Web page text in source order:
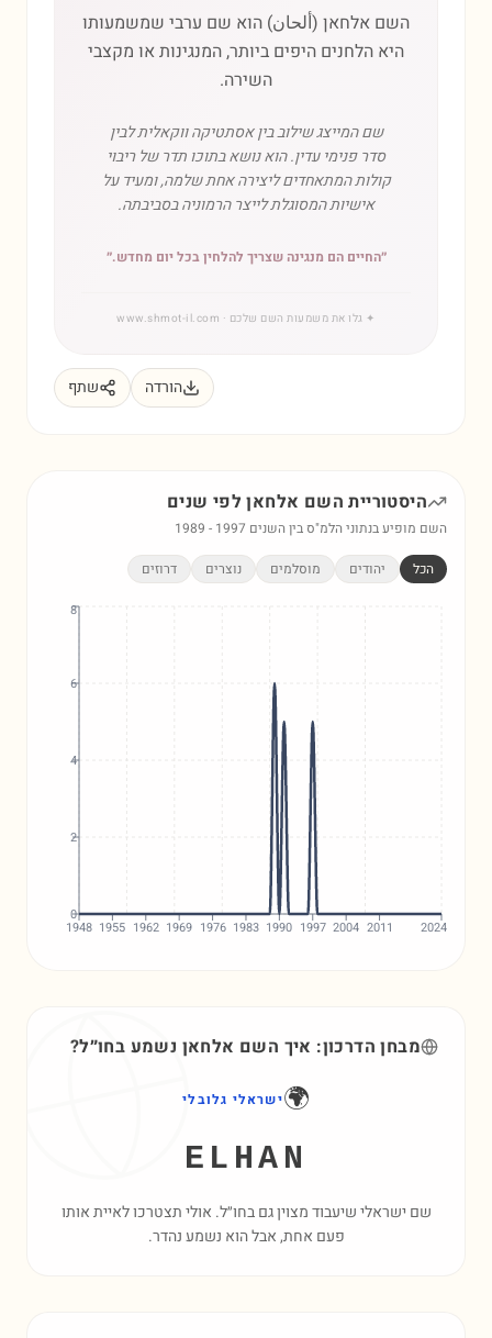
השם אלחאן (ألحان) הוא שם ערבי שמשמעותו
היא הלחנים היפים ביותר, המנגינות או מקצבי
השירה.
שם המייצג שילוב בין אסתטיקה ווקאלית לבין
סדר פנימי עדין. הוא נושא בתוכו תדר של ריבוי
קולות המתאחדים ליצירה אחת שלמה, ומעיד על
אישיות המסוגלת לייצר הרמוניה בסביבתה.
״החיים הם מנגינה שצריך להלחין בכל יום מחדש.״
✦ גלו את משמעות השם שלכם · www.shmot-il.com
הורדה שתף
היסטוריית השם אלחאןלפי שנים
השם מופיע בנתוני הלמ"ס בין השנים 1989 - 1997
הכל יהודים מוסלמים נוצרים דרוזים
1948 1955 1962 1969 1976 1983 1990 1997 2004 2011 2024
0
2
4
6
8
מבחן הדרכון: איך השם אלחאן נשמע בחו״ל?
🌍ישראלי גלובלי
ELHAN
שם ישראלי שיעבוד מצוין גם בחו״ל. אולי תצטרכו לאיית אותו
פעם אחת, אבל הוא נשמע נהדר.